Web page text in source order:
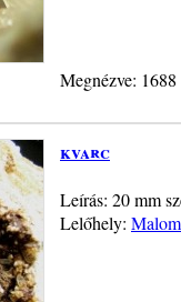
Megnézve:
kvarc
Leírás: 20 mm
Lelőhely: